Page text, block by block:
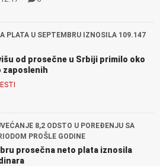
PLATA U SEPTEMBRU IZNOSILA 109.147
od prosečne u Srbiji primilo oko
zaposlenih
8,2 ODSTO U POREĐENJU SA
PROŠLE GODINE
prosečna neto plata iznosila